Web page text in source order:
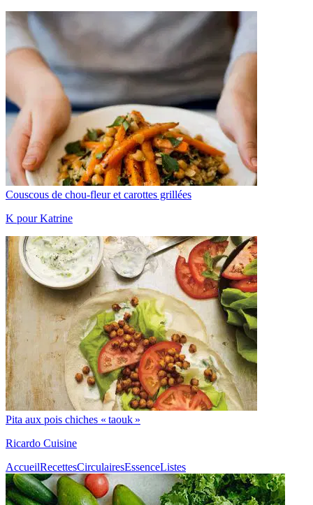
Couscous de chou-fleur et carottes grillées
K pour Katrine
Pita aux pois chiches « taouk »
Ricardo Cuisine
AccueilRecettesCirculairesEssenceListes